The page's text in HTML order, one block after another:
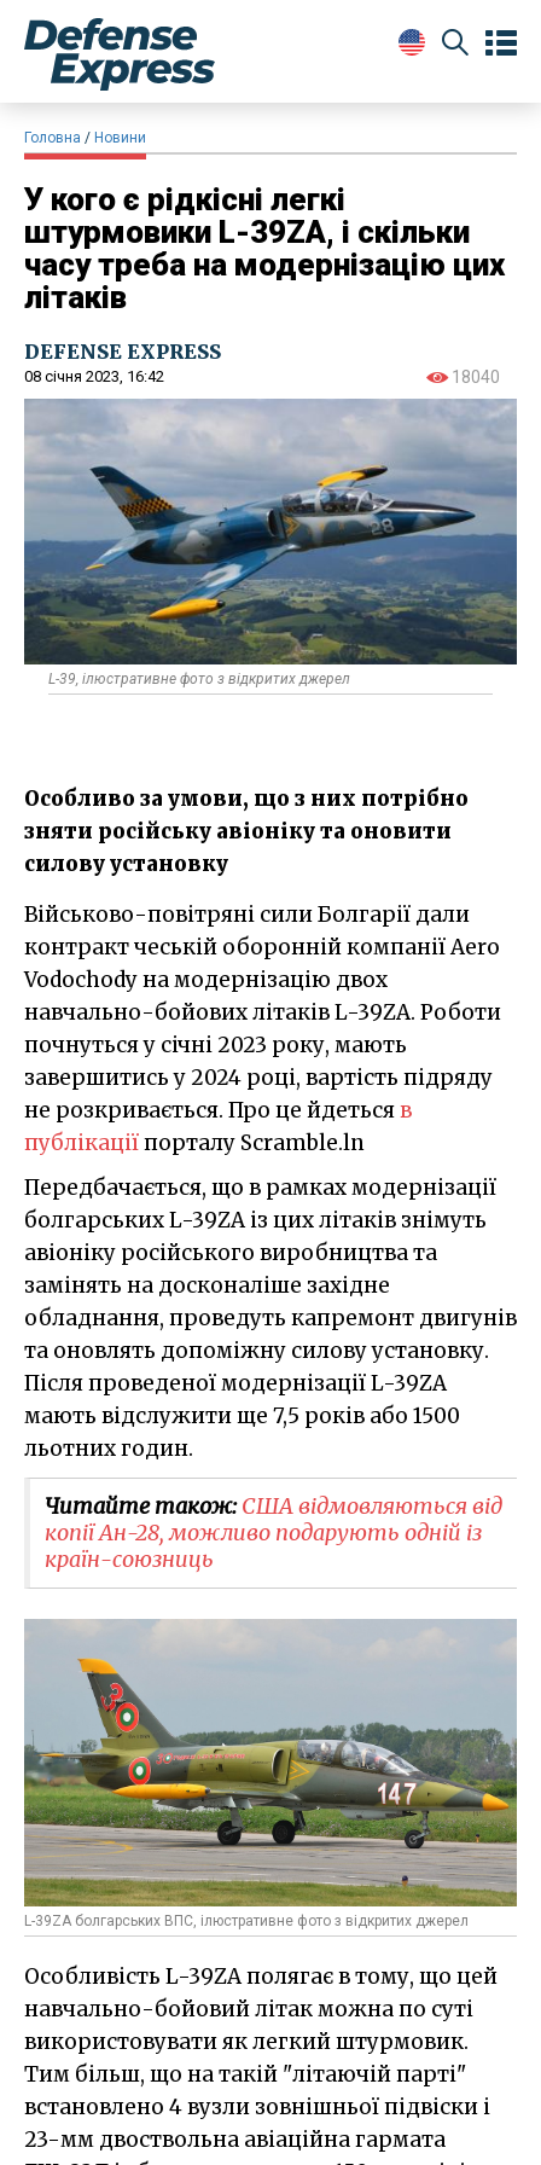
Головна Новини
У кого є рідкісні легкі
штурмовики L-39ZA, і скільки
часу треба на модернізацію цих
літаків
DEFENSE EXPRESS
08 січня 2023, 16:42 18040
L-39, ілюстративне фото з відкритих джерел
Особливо за умови, що з них потрібно
зняти російську авіоніку та оновити
силову установку
Військово-повітряні сили Болгарії дали
контракт чеській оборонній компанії Aero
Vodochody на модернізацію двох
навчально-бойових літаків L-39ZA. Роботи
почнуться у січні 2023 року, мають
завершитись у 2024 році, вартість підряду
не розкривається. Про це йдетьсяв
публікаціїпорталу Scramble.ln
Передбачається, що в рамках модернізації
болгарських L-39ZA із цих літаків знімуть
авіоніку російського виробництва та
замінять на досконаліше західне
обладнання, проведуть капремонт двигунів
та оновлять допоміжну силову установку.
Після проведеної модернізації L-39ZA
мають відслужити ще 7,5 років або 1500
льотних годин.
Читайте також:США відмовляються від
копії Ан-28, можливо подарують одній із
країн-союзниць
L-39ZA болгарських ВПС, ілюстративне фото з відкритих джерел
Особливість L-39ZA полягає в тому, що цей
навчально-бойовий літак можна по суті
використовувати як легкий штурмовик.
Тим більш, що на такій "літаючій парті"
встановлено 4 вузли зовнішньої підвіски і
23-мм двоствольна авіаційна гармата